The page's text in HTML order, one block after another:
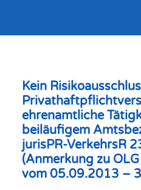
Kein
ehrenamtliche
beiläufigem
jurisPR-VerkehrsR
(Anmerkung zu
vom 05.09.2013 –